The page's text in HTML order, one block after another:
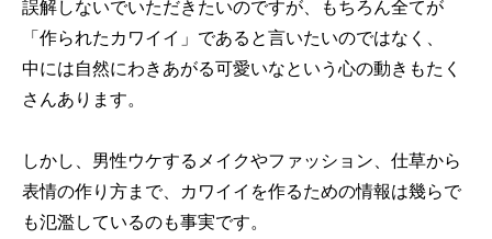
誤解しないでいただきたいのですが、もちろん全てが
「作られたカワイイ」であると言いたいのではなく、
中には自然にわきあがる可愛いなという心の動きもたく
さんあります。
しかし、男性ウケするメイクやファッション、仕草から
表情の作り方まで、カワイイを作るための情報は幾らで
も氾濫しているのも事実です。